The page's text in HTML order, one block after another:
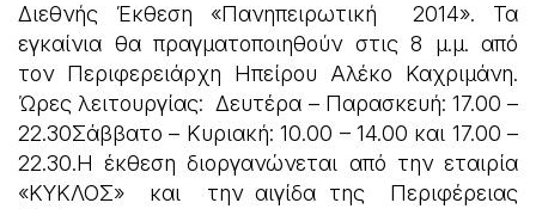
Διεθνής Έκθεση «Πανηπειρωτική 2014». Τα
εγκαίνια θα πραγματοποιηθούν στις 8 μ.μ. από
τον Περιφερειάρχη Ηπείρου Αλέκο Καχριμάνη.
Ώρες λειτουργίας: Δευτέρα – Παρασκευή: 17.00 –
22.30Σάββατο – Κυριακή: 10.00 – 14.00 και 17.00 –
22.30.Η έκθεση διοργανώνεται από την εταιρία
«ΚΥΚΛΟΣ» και την αιγίδα της Περιφέρειας